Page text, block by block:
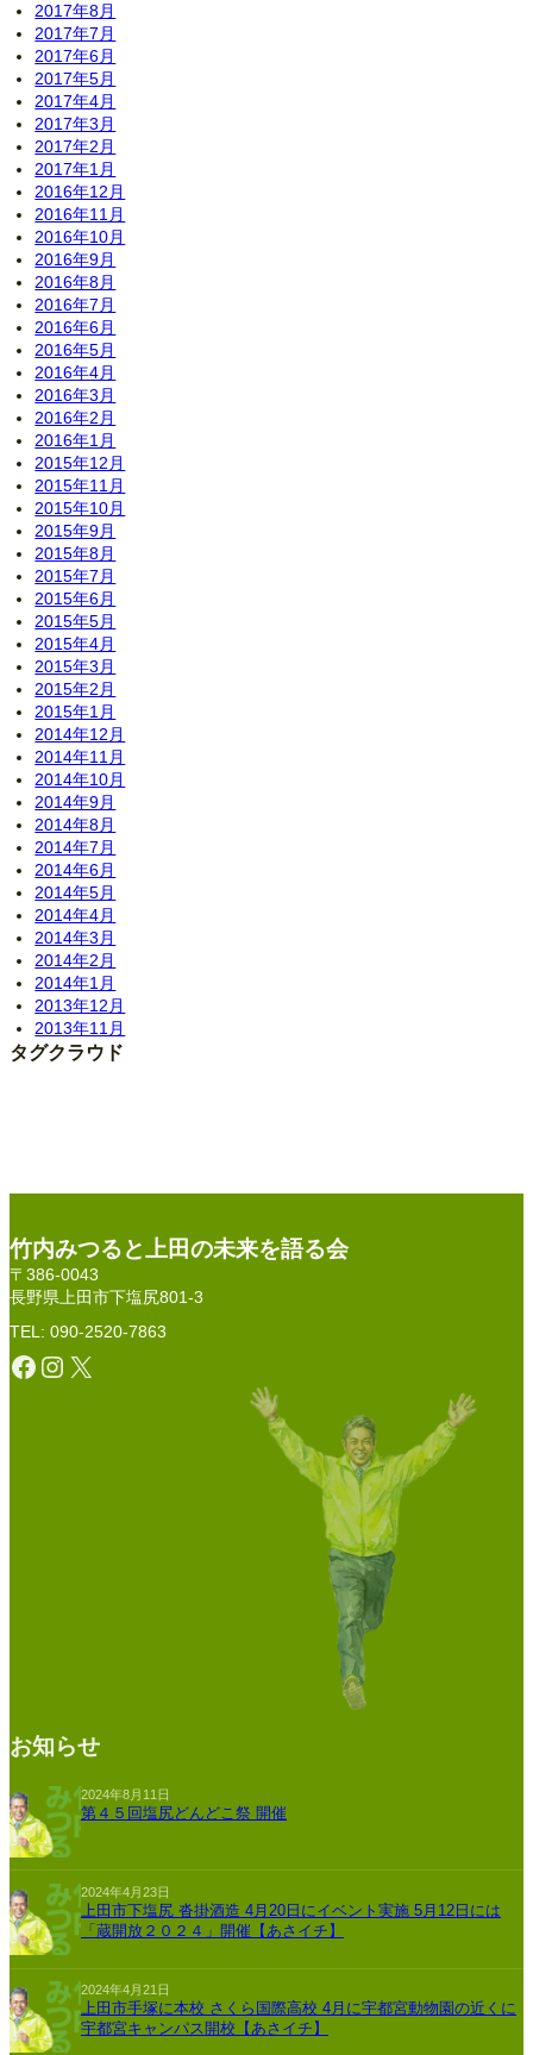
2017年8月
2017年7月
2017年6月
2017年5月
2017年4月
2017年3月
2017年2月
2017年1月
2016年12月
2016年11月
2016年10月
2016年9月
2016年8月
2016年7月
2016年6月
2016年5月
2016年4月
2016年3月
2016年2月
2016年1月
2015年12月
2015年11月
2015年10月
2015年9月
2015年8月
2015年7月
2015年6月
2015年5月
2015年4月
2015年3月
2015年2月
2015年1月
2014年12月
2014年11月
2014年10月
2014年9月
2014年8月
2014年7月
2014年6月
2014年5月
2014年4月
2014年3月
2014年2月
2014年1月
2013年12月
2013年11月
タグクラウド
竹内みつると上田の未来を語る会
〒386-0043
長野県上田市下塩尻801-3
TEL: 090-2520-7863
Facebook Instagram X
お知らせ
2024年8月11日
第４５回塩尻どんどこ祭 開催
2024年4月23日
上田市下塩尻 沓掛酒造 4月20日にイベント実施 5月12日には
「蔵開放２０２４」開催【あさイチ】
2024年4月21日
上田市手塚に本校 さくら国際高校 4月に宇都宮動物園の近くに
宇都宮キャンパス開校【あさイチ】